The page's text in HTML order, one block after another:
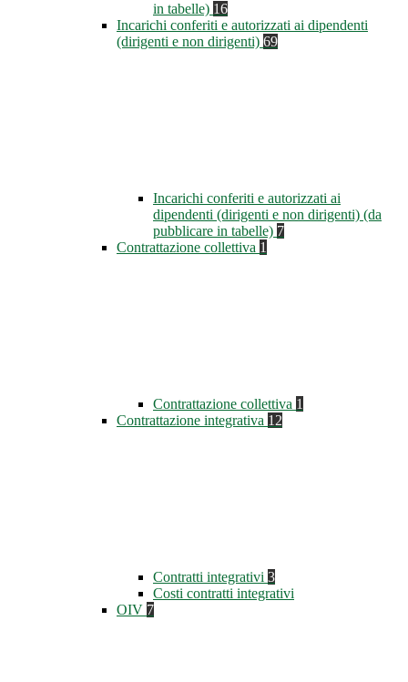
in tabelle) 16
Incarichi conferiti e autorizzati ai dipendenti
(dirigenti e non dirigenti) 69
Incarichi conferiti e autorizzati ai
dipendenti (dirigenti e non dirigenti) (da
pubblicare in tabelle) 7
Contrattazione collettiva 1
Contrattazione collettiva 1
Contrattazione integrativa 12
Contratti integrativi 3
Costi contratti integrativi
OIV 7